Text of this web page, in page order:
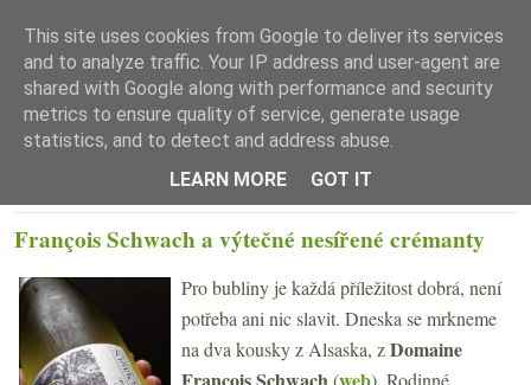
☰ Menu
François Schwach a výtečné nesířené crémanty
Pro bubliny je každá příležitost dobrá, není
potřeba ani nic slavit. Dneska se mrkneme
na dva kousky z Alsaska, zDomaine
François Schwach(web). Rodinné
This site uses cookies from Google to deliver its services
and to analyze traffic. Your IP address and user-agent are
shared with Google along with performance and security
metrics to ensure quality of service, generate usage
statistics, and to detect and address abuse.
LEARN MORE
GOT IT